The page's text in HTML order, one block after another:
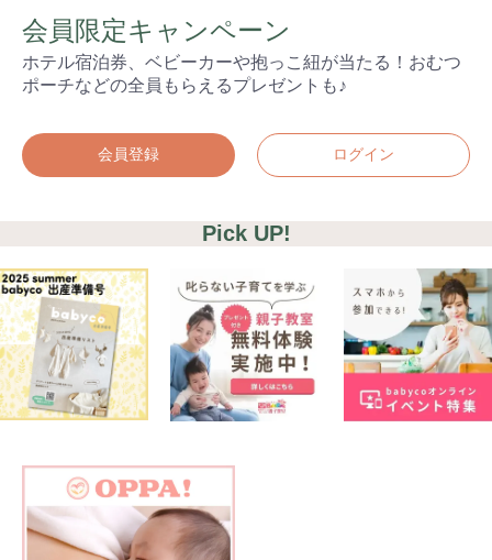
会員限定キャンペーン
ホテル宿泊券、ベビーカーや抱っこ紐が当たる！おむつ
ポーチなどの全員もらえるプレゼントも♪
会員登録 ログイン
Pick UP!
#プレゼント #教育 #0歳
#母乳
#出産準備 #習いごと #発達
#離乳食
プレゼント&
キャンペーン
学び